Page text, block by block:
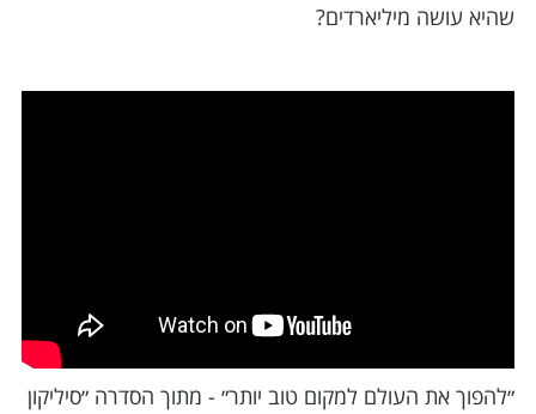
שהיא עושה מיליארדים?
״להפוך את העולם למקום טוב יותר״ - מתוך הסדרה ״סיליקון